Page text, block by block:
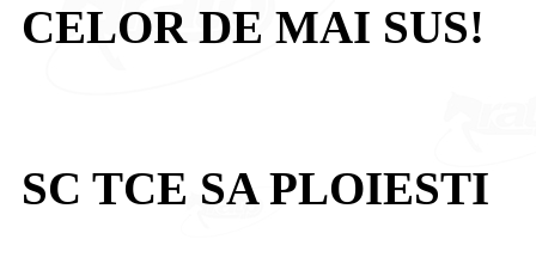
CELOR DE MAI SUS!
SC TCE SA PLOIESTI